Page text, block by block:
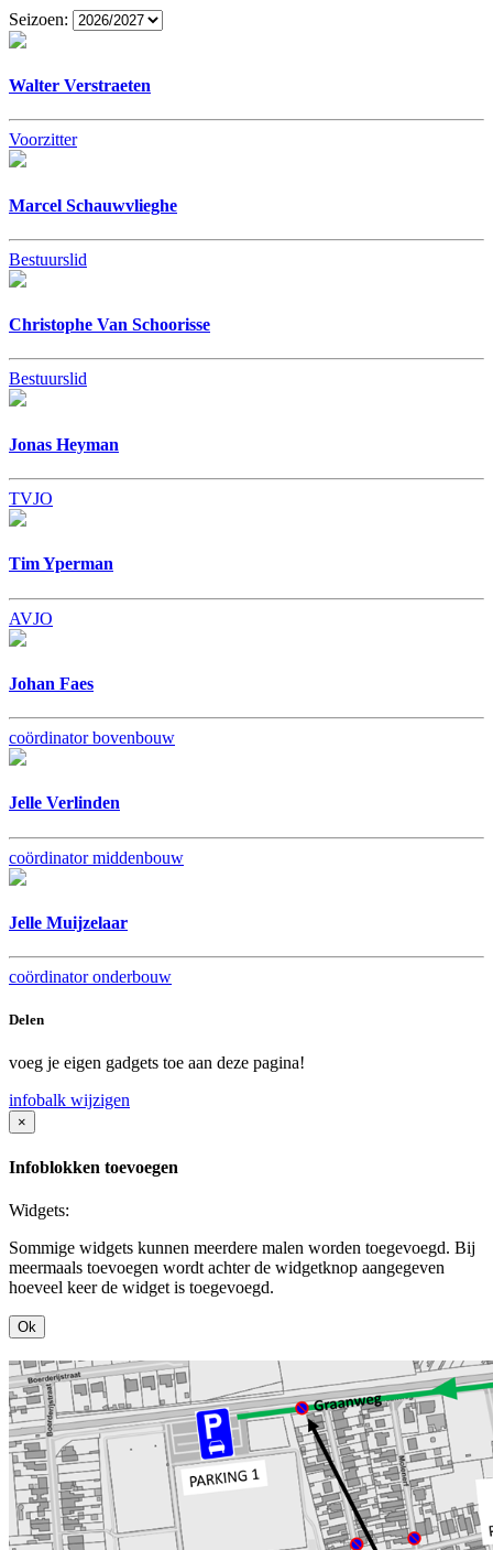
Seizoen:
Walter Verstraeten
Voorzitter
Marcel Schauwvlieghe
Bestuurslid
Christophe Van Schoorisse
Bestuurslid
Jonas Heyman
TVJO
Tim Yperman
AVJO
Johan Faes
coördinator bovenbouw
Jelle Verlinden
coördinator middenbouw
Jelle Muijzelaar
coördinator onderbouw
Delen
voeg je eigen gadgets toe aan deze pagina!
infobalk wijzigen
×
Infoblokken toevoegen
Widgets:
Sommige widgets kunnen meerdere malen worden toegevoegd. Bij
meermaals toevoegen wordt achter de widgetknop aangegeven
hoeveel keer de widget is toegevoegd.
Ok